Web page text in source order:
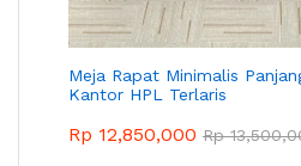
Meja Rapat Minimalis
Kantor HPL Terlaris
Rp 12,850,000 Rp